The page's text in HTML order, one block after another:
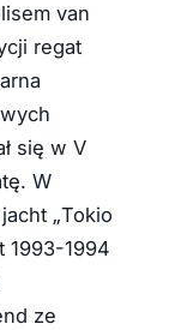
van
regat
się w V
W
„Tokio
1993-1994
ze